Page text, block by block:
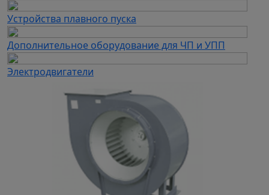
Устройства плавного пуска
Дополнительное оборудование для ЧП и УПП
Электродвигатели